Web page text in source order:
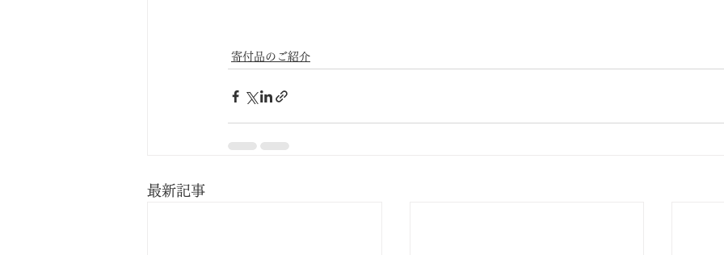
寄付品のご紹介
最新記事